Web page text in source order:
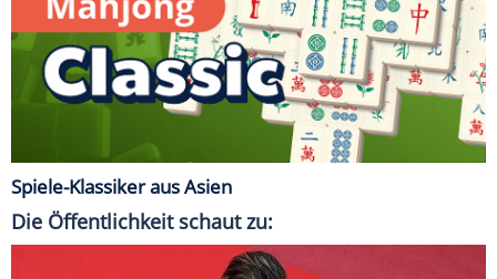
Spiele-Klassiker aus Asien
Die Öffentlichkeit schaut zu: